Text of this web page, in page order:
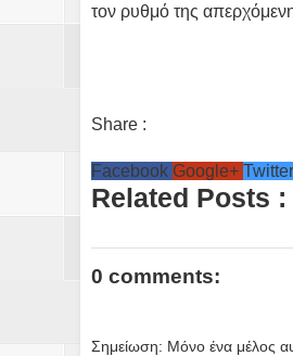
τον ρυθμό της
Share :
Facebook Google+ Twitter
Related Posts :
0 comments:
Σημείωση: Μόνο ένα μέλος